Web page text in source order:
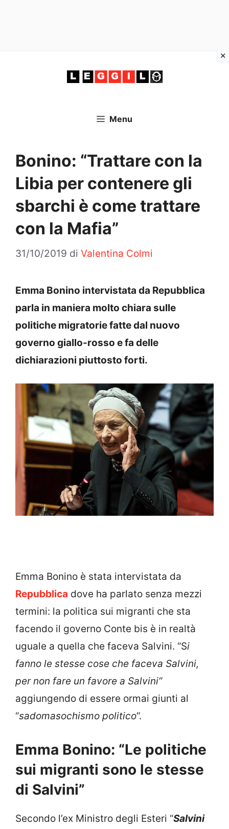
Menu
Bonino: “Trattare con la
Libia per contenere gli
sbarchi è come trattare
con la Mafia”
31/10/2019 di Valentina Colmi
Emma Bonino intervistata da Repubblica
parla in maniera molto chiara sulle
politiche migratorie fatte dal nuovo
governo giallo-rosso e fa delle
dichiarazioni piuttosto forti.
Emma Bonino è stata intervistata da
Repubblica dove ha parlato senza mezzi
termini: la politica sui migranti che sta
facendo il governo Conte bis è in realtà
uguale a quella che faceva Salvini. “Si
fanno le stesse cose che faceva Salvini,
per non fare un favore a Salvini”
aggiungendo di essere ormai giunti al
“sadomasochismo politico“.
Emma Bonino: “Le politiche
sui migranti sono le stesse
di Salvini”
Secondo l’ex Ministro degli Esteri “Salvini